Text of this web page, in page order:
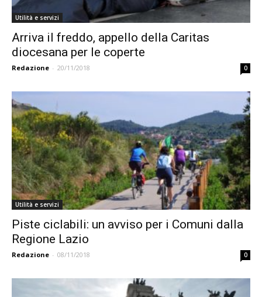
Utilità e servizi
Arriva il freddo, appello della Caritas
diocesana per le coperte
Redazione - 20/11/2018 0
Utilità e servizi
Piste ciclabili: un avviso per i Comuni dalla
Regione Lazio
Redazione - 08/11/2018 0